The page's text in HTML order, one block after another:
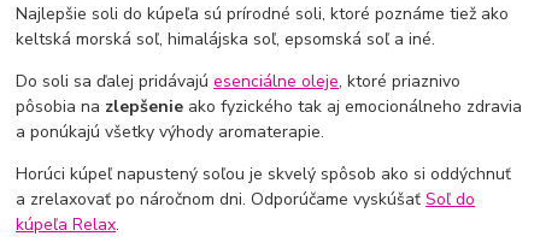
Najlepšie soli do kúpeľa sú prírodné soli, ktoré poznáme tiež ako
keltská morská soľ, himalájska soľ, epsomská soľ a iné.
Do soli sa ďalej pridávajúesenciálne oleje, ktoré priaznivo
pôsobia na zlepšenie ako fyzického tak aj emocionálneho zdravia
a ponúkajú všetky výhody aromaterapie.
Horúci kúpeľ napustený soľou je skvelý spôsob ako si oddýchnuť
a zrelaxovať po náročnom dni. Odporúčame vyskúšaťSoľ do
kúpeľa Relax.